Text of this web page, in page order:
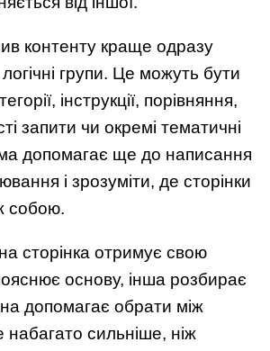
контенту краще одразу
групи. Це можуть бути
інструкції, порівняння,
запити чи окремі тематичні
допомагає ще до написання
і зрозуміти, де сторінки
собою.
сторінка отримує свою
основу, інша розбирає
допомагає обрати між
набагато сильніше, ніж